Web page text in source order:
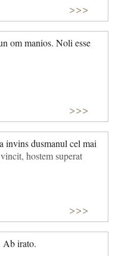
>>>
om manios. Noli esse
>>>
invins dusmanul cel mai
hostem superat
>>>
Ab irato.